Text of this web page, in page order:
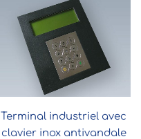
Terminal industriel avec
clavier inox antivandale